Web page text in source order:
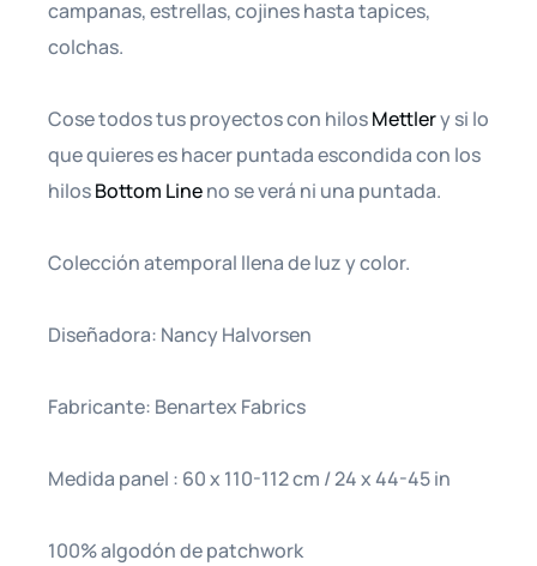
campanas, estrellas, cojines hasta tapices,
colchas.
Cose todos tus proyectos con hilosMettlery si lo
que quieres es hacer puntada escondida con los
hilosBottom Lineno se verá ni una puntada.
Colección atemporal llena de luz y color.
Diseñadora: Nancy Halvorsen
Fabricante: Benartex Fabrics
Medida panel : 60 x 110-112 cm / 24 x 44-45 in
100% algodón de patchwork